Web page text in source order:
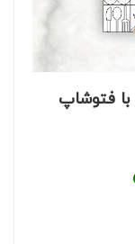
با فتوشاپ